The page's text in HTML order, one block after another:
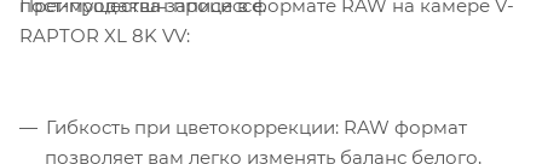
пост-продакшн процессе.
Преимущества записи в формате RAW на камере V-
RAPTOR XL 8K VV:
Гибкость при цветокоррекции: RAW формат
позволяет вам легко изменять баланс белого,